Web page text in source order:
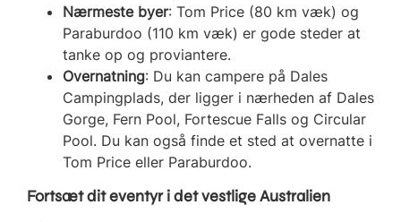
Nærmeste byer: Tom Price (80 km væk) og
Paraburdoo (110 km væk) er gode steder at
tanke op og proviantere.
Overnatning: Du kan campere på Dales
Campingplads, der ligger i nærheden af Dales
Gorge, Fern Pool, Fortescue Falls og Circular
Pool. Du kan også finde et sted at overnatte i
Tom Price eller Paraburdoo.
Fortsæt dit eventyr i det vestlige Australien